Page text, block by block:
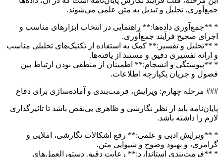
جمع‌آوری، تحلیل و تبدیل به متن علمی می‌شوند.
* **جمع‌آوری داده‌ها:** راهنمایی در انتخاب ابزارهای مناسب و
اجرای صحیح فرآیند جمع‌آوری.
* **تحلیل و تفسیر:** کمک به استفاده از تکنیک‌های تحلیلی مناسب
و ارائه تفسیری دقیق و مستند از یافته‌ها.
* **پیوستگی و انسجام:** اطمینان از منطقی بودن ارتباط بین
فصول و جریان یکپارچه اطلاعات.
### مرحله چهارم: ویرایش، فرمت‌بندی و آماده‌سازی برای دفاع
پایان‌نامه باید از نظر نگارشی و ظاهری بی‌نقص باشد تا تاثیرگذاری
لازم را داشته باشد.
* **ویرایش ادبی و علمی:** رفع اشکالات نگارشی، املایی و
گرامری، و بهبود وضوح و شیوایی متن.
* **فرمت‌بندی استاندارد:** رعایت دقیق دستورالعمل‌های